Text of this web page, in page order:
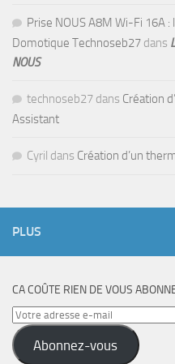
Prise NOUS A8M Wi-Fi 16A
Domotique Technoseb27 dans
NOUS
technoseb27 dans Création
Assistant
Cyril dans Création d’un
PLUS
CA COÛTE RIEN DE VOUS
Votre
adresse
e-
Abonnez-vous